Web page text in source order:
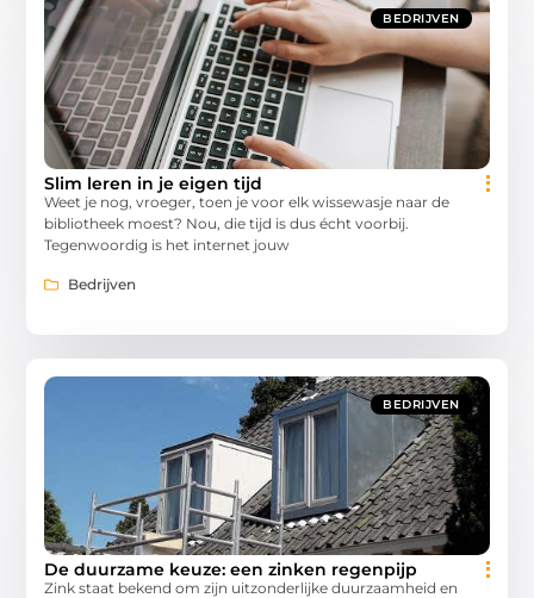
BEDRIJVEN
Slim leren in je eigen tijd
Weet je nog, vroeger, toen je voor elk wissewasje naar de
bibliotheek moest? Nou, die tijd is dus écht voorbij.
Tegenwoordig is het internet jouw
Bedrijven
BEDRIJVEN
De duurzame keuze: een zinken regenpijp
Zink staat bekend om zijn uitzonderlijke duurzaamheid en